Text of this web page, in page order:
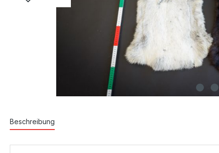
Beschreibung